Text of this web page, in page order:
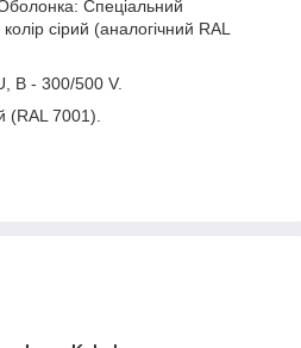
Спеціальний
сірий (аналогічний RAL
В - 300/500 V.
(RAL 7001).